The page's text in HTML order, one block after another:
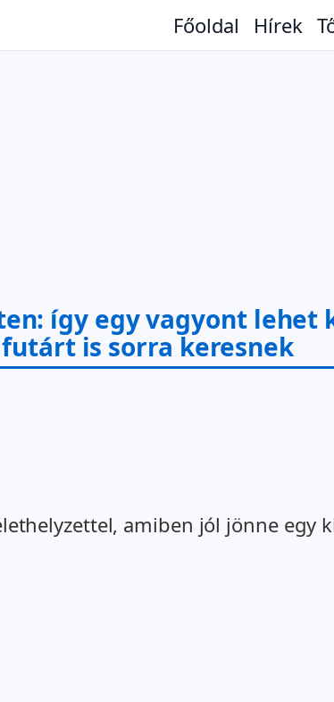
Főoldal Hírek
így egy vagyont lehet
is sorra keresnek
amiben jól jönne egy